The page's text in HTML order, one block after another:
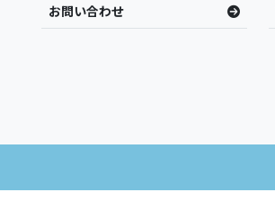
お問い合わせ